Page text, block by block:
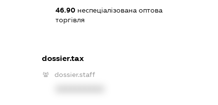
46.90неспеціалізована оптова
торгівля
dossier.tax
dossier.staff